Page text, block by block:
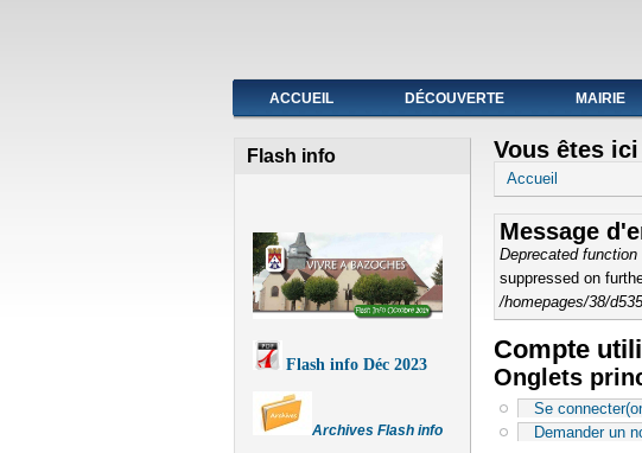
Fermeture de l'agence postale du
ACCUEIL DÉCOUVERTE MAIRIE
Flash info
Flash info Déc 2023
Archives Flash info
Vous êtes ici
Accueil
Message
Deprecated function
suppressed on
/homepages/38/
Compte
Onglets
Se connecter
Demander un